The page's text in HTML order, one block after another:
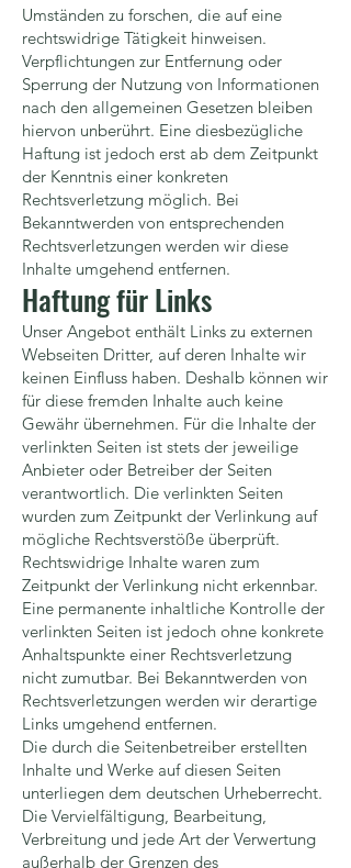
Umständen zu forschen, die auf eine
rechtswidrige Tätigkeit hinweisen.
Verpflichtungen zur Entfernung oder
Sperrung der Nutzung von Informationen
nach den allgemeinen Gesetzen bleiben
hiervon unberührt. Eine diesbezügliche
Haftung ist jedoch erst ab dem Zeitpunkt
der Kenntnis einer konkreten
Rechtsverletzung möglich. Bei
Bekanntwerden von entsprechenden
Rechtsverletzungen werden wir diese
Inhalte umgehend entfernen.
Haftung für Links
Unser Angebot enthält Links zu externen
Webseiten Dritter, auf deren Inhalte wir
keinen Einfluss haben. Deshalb können wir
für diese fremden Inhalte auch keine
Gewähr übernehmen. Für die Inhalte der
verlinkten Seiten ist stets der jeweilige
Anbieter oder Betreiber der Seiten
verantwortlich. Die verlinkten Seiten
wurden zum Zeitpunkt der Verlinkung auf
mögliche Rechtsverstöße überprüft.
Rechtswidrige Inhalte waren zum
Zeitpunkt der Verlinkung nicht erkennbar.
Eine permanente inhaltliche Kontrolle der
verlinkten Seiten ist jedoch ohne konkrete
Anhaltspunkte einer Rechtsverletzung
nicht zumutbar. Bei Bekanntwerden von
Rechtsverletzungen werden wir derartige
Links umgehend entfernen.
Die durch die Seitenbetreiber erstellten
Inhalte und Werke auf diesen Seiten
unterliegen dem deutschen Urheberrecht.
Die Vervielfältigung, Bearbeitung,
Verbreitung und jede Art der Verwertung
außerhalb der Grenzen des